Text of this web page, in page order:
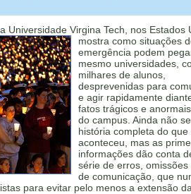
Universidade Virgina Tech, nos Estados
mostra como situações
emergência podem
mesmo universidades,
milhares de alunos,
desprevenidas para
e agir rapidamente
fatos trágicos e
do campus. Ainda não
história completa do que
aconteceu, mas as
informações dão conta
série de erros, omissões
de comunicação, que
para evitar pelo menos a extensão da